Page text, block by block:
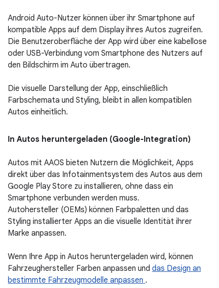
Android Auto-Nutzer können über ihr Smartphone auf
kompatible Apps auf dem Display ihres Autos zugreifen.
Die Benutzeroberfläche der App wird über eine kabellose
oder USB-Verbindung vom Smartphone des Nutzers auf
den Bildschirm im Auto übertragen.
Die visuelle Darstellung der App, einschließlich
Farbschemata und Styling, bleibt in allen kompatiblen
Autos einheitlich.
In Autos heruntergeladen (Google-Integration)
Autos mit AAOS bieten Nutzern die Möglichkeit, Apps
direkt über das Infotainmentsystem des Autos aus dem
Google Play Store zu installieren, ohne dass ein
Smartphone verbunden werden muss.
Autohersteller (OEMs) können Farbpaletten und das
Styling installierter Apps an die visuelle Identität ihrer
Marke anpassen.
Wenn Ihre App in Autos heruntergeladen wird, können
Fahrzeughersteller Farben anpassen und das Design an
bestimmte Fahrzeugmodelle anpassen .